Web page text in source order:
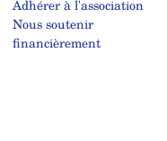
Adhérer à l'association
Nous soutenir
financièrement